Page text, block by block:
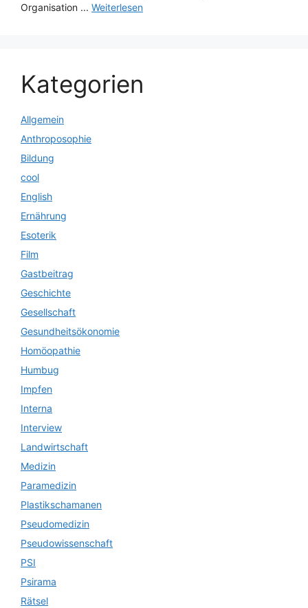
Organisation ... Weiterlesen
Kategorien
Allgemein
Anthroposophie
Bildung
cool
English
Ernährung
Esoterik
Film
Gastbeitrag
Geschichte
Gesellschaft
Gesundheitsökonomie
Homöopathie
Humbug
Impfen
Interna
Interview
Landwirtschaft
Medizin
Paramedizin
Plastikschamanen
Pseudomedizin
Pseudowissenschaft
PSI
Psirama
Rätsel